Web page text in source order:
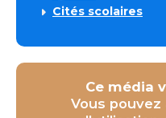
Cités scolaires
Ce média
Vous